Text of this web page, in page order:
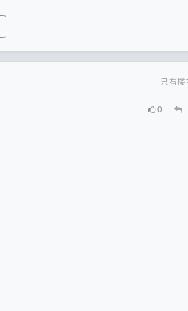
只看楼
0